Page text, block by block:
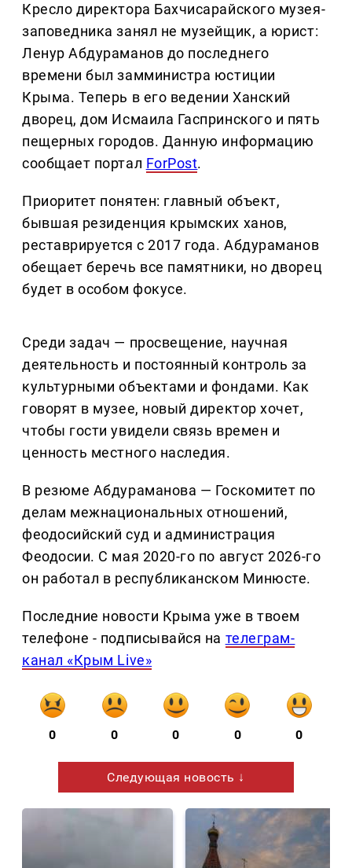
Кресло директора Бахчисарайского музея-
заповедника занял не музейщик, а юрист:
Ленур Абдураманов до последнего
времени был замминистра юстиции
Крыма. Теперь в его ведении Ханский
дворец, дом Исмаила Гаспринского и пять
пещерных городов. Данную информацию
сообщает портал ForPost.
Приоритет понятен: главный объект,
бывшая резиденция крымских ханов,
реставрируется с 2017 года. Абдураманов
обещает беречь все памятники, но дворец
будет в особом фокусе.
Среди задач — просвещение, научная
деятельность и постоянный контроль за
культурными объектами и фондами. Как
говорят в музее, новый директор хочет,
чтобы гости увидели связь времен и
ценность местного наследия.
В резюме Абдураманова — Госкомитет по
делам межнациональных отношений,
феодосийский суд и администрация
Феодосии. С мая 2020-го по август 2026-го
он работал в республиканском Минюсте.
Последние новости Крыма уже в твоем
телефоне - подписывайся на телеграм-
канал «Крым Live»
0 0 0 0 0
Следующая новость ↓